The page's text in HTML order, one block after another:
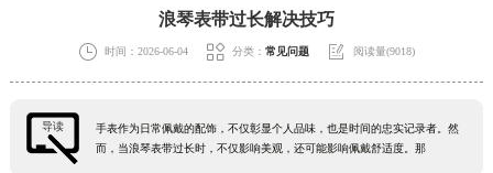
浪琴表带过长解决技巧
 时间：2026-06-04  分类： 常见问题  阅读量(9018)
导读
手表作为日常佩戴的配饰，不仅彰显个人品味，也是时间的忠实记录者。然
而，当浪琴表带过长时，不仅影响美观，还可能影响佩戴舒适度。那